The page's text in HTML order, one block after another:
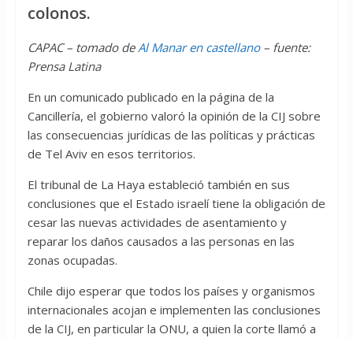
colonos.
CAPAC – tomado deAl Manar en castellano– fuente:
Prensa Latina
En un comunicado publicado en la página de la
Cancillería, el gobierno valoró la opinión de la CIJ sobre
las consecuencias jurídicas de las políticas y prácticas
de Tel Aviv en esos territorios.
El tribunal de La Haya estableció también en sus
conclusiones que el Estado israelí tiene la obligación de
cesar las nuevas actividades de asentamiento y
reparar los daños causados a las personas en las
zonas ocupadas.
Chile dijo esperar que todos los países y organismos
internacionales acojan e implementen las conclusiones
de la CIJ, en particular la ONU, a quien la corte llamó a